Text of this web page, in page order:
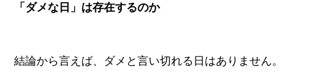
「ダメな日」は存在するのか
結論から言えば、ダメと言い切れる日はありません。